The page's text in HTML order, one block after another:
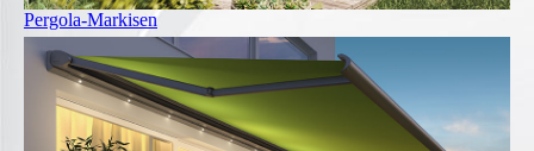
Pergola-Markisen